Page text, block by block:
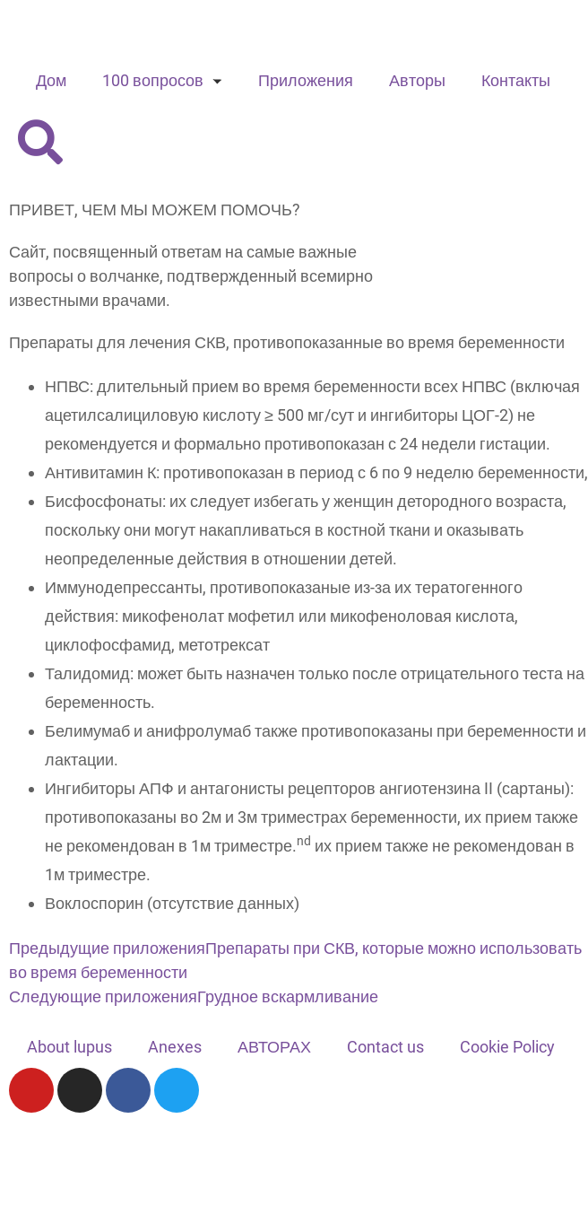
Дом 100 вопросов Приложения Авторы Контакты
ПРИВЕТ, ЧЕМ МЫ МОЖЕМ ПОМОЧЬ?
Сайт, посвященный ответам на самые важные
вопросы о волчанке, подтвержденный всемирно
известными врачами.
Препараты для лечения СКВ, противопоказанные во время беременности
НПВС: длительный прием во время беременности всех НПВС (включая
ацетилсалициловую кислоту ≥ 500 мг/сут и ингибиторы ЦОГ-2) не
рекомендуется и формально противопоказан с 24 недели гистации.
Антивитамин К: противопоказан в период с 6 по 9 неделю беременности,
Бисфосфонаты: их следует избегать у женщин детородного возраста,
поскольку они могут накапливаться в костной ткани и оказывать
неопределенные действия в отношении детей.
Иммунодепрессанты, противопоказаные из-за их тератогенного
действия: микофенолат мофетил или микофеноловая кислота,
циклофосфамид, метотрексат
Талидомид: может быть назначен только после отрицательного теста на
беременность.
Белимумаб и анифролумаб также противопоказаны при беременности и
лактации.
Ингибиторы АПФ и антагонисты рецепторов ангиотензина II (сартаны):
противопоказаны во 2м и 3м триместрах беременности, их прием также
не рекомендован в 1м триместре.nd их прием также не рекомендован в
1м триместре.
Воклоспорин (отсутствие данных)
Предыдущие приложенияПрепараты при СКВ, которые можно использовать
во время беременности
Следующие приложенияГрудное вскармливание
About lupus Anexes АВТОРАХ Contact us Cookie Policy